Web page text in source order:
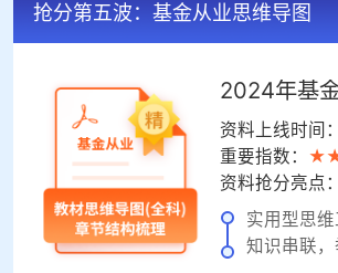
抢分第五波：基金从业思维导图
2024年基
资料上线时间
重要指数：
资料抢分亮点：
实用型思
知识串联